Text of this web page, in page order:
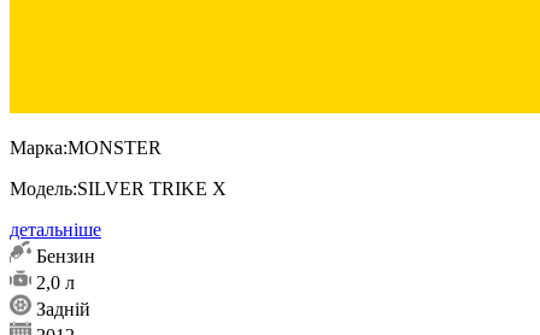
Марка:MONSTER
Модель:SILVER TRIKE X
детальніше
Бензин
2,0 л
Задній